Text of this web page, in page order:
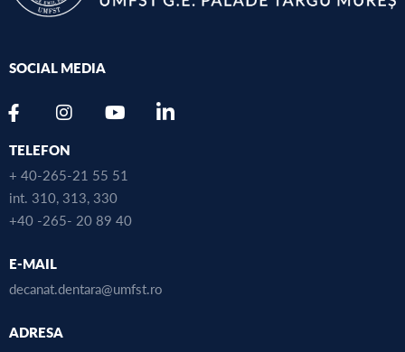
SOCIAL MEDIA
TELEFON
+ 40-265-21 55 51
int. 310, 313, 330
+40 -265- 20 89 40
E-MAIL
decanat.dentara@umfst.ro
ADRESA